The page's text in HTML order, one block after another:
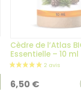
Cèdre de l’Atlas
Essentielle – 10 ml
6,50 €